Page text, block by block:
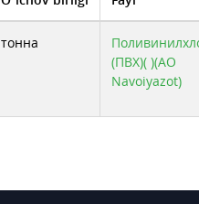
тонна
(ПВХ)( )(АО
Navoiyazot)